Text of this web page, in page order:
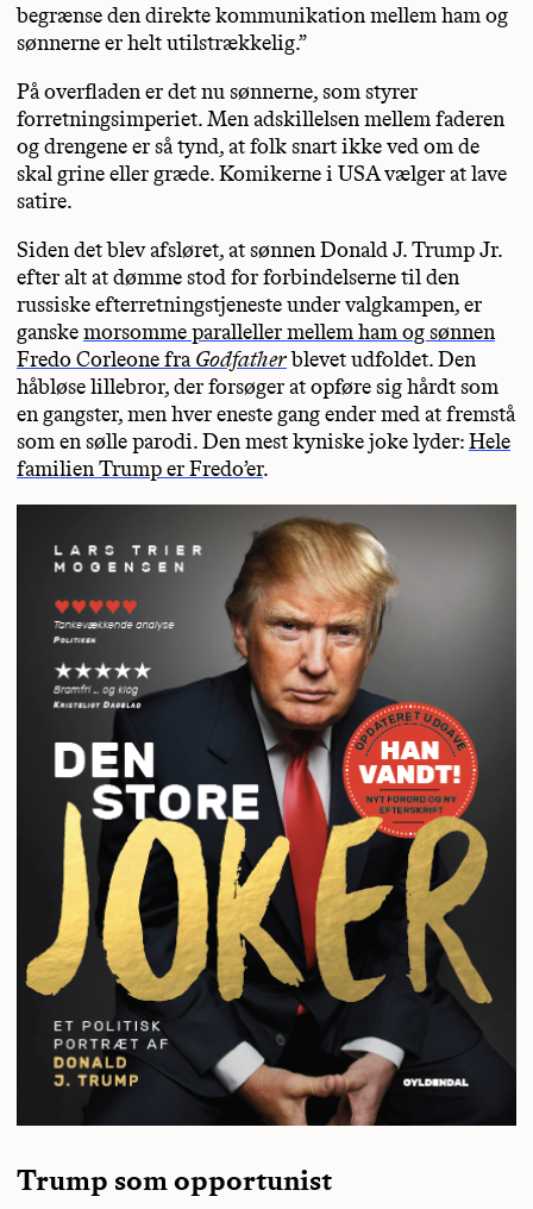
begrænse den direkte kommunikation mellem ham og
sønnerne er helt utilstrækkelig.”
På overfladen er det nu sønnerne, som styrer
forretningsimperiet. Men adskillelsen mellem faderen
og drengene er så tynd, at folk snart ikke ved om de
skal grine eller græde. Komikerne i USA vælger at lave
satire.
Siden det blev afsløret, at sønnen Donald J. Trump Jr.
efter alt at dømme stod for forbindelserne til den
russiske efterretningstjeneste under valgkampen, er
ganskemorsomme paralleller mellem ham og sønnen
Fredo Corleone fraGodfatherblevet udfoldet. Den
håbløse lillebror, der forsøger at opføre sig hårdt som
en gangster, men hver eneste gang ender med at fremstå
som en sølle parodi. Den mest kyniske joke lyder:Hele
familien Trump er Fredo’er.
Trump som opportunist